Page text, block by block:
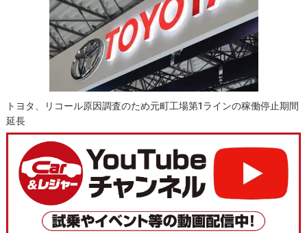
トヨタ、リコール原因調査のため元町工場第1ラインの稼働停止期間
延長